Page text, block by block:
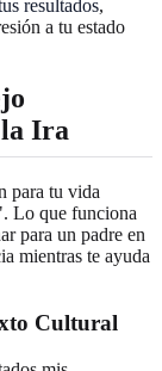
resultados,
a tu estado
la Ira
para tu vida
Lo que funciona
para un padre en
mientras te ayuda
Cultural